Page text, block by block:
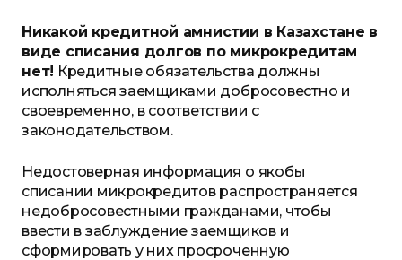
Никакой кредитной амнистии в Казахстане в
виде списания долгов по микрокредитам
нет! Кредитные обязательства должны
исполняться заемщиками добросовестно и
своевременно, в соответствии с
законодательством.
Недостоверная информация о якобы
списании микрокредитов распространяется
недобросовестными гражданами, чтобы
ввести в заблуждение заемщиков и
сформировать у них просроченную